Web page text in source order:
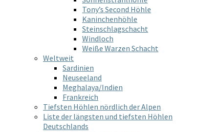
Tony’s Second Höhle
Kaninchenhöhle
Steinschlagschacht
Windloch
Weiße Warzen Schacht
Weltweit
Sardinien
Neuseeland
Meghalaya/Indien
Frankreich
Tiefsten Höhlen nördlich der Alpen
Liste der längsten und tiefsten Höhlen
Deutschlands